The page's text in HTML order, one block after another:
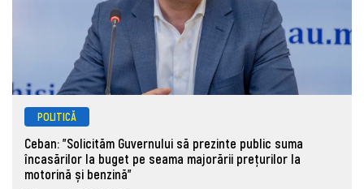
POLITICĂ
Ceban: "Solicităm Guvernului să prezinte public suma
încasărilor la buget pe seama majorării prețurilor la
motorină și benzină"